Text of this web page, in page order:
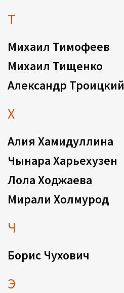
Т
Михаил Тимофеев
Михаил Тищенко
Александр Троицкий
Х
Алия Хамидуллина
Чынара Харьехузен
Лола Ходжаева
Мирали Холмурод
Ч
Борис Чухович
Э